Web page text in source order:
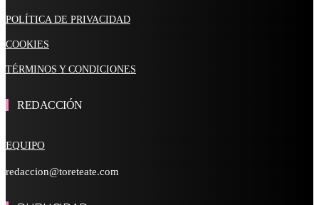
POLÍTICA DE PRIVACIDAD
COOKIES
TÉRMINOS Y CONDICIONES
REDACCIÓN
EQUIPO
redaccion@toreteate.com